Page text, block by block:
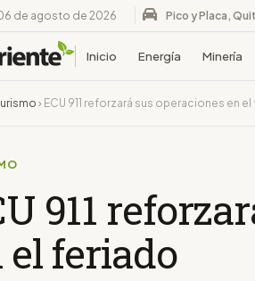
de agosto de 2026 Pico y Placa,
Inicio Energía Minería
› ECU 911 reforzará sus operaciones en
911
el feriado